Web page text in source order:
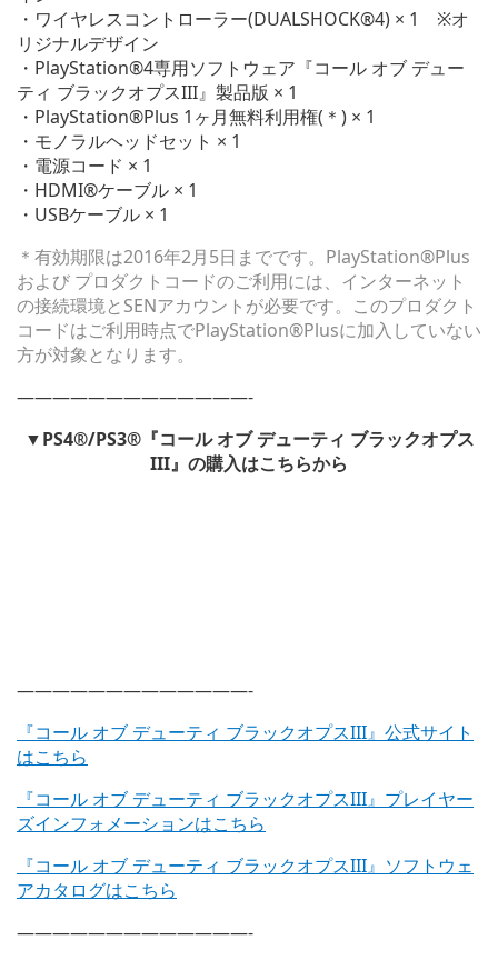
・ワイヤレスコントローラー(DUALSHOCK®4) × 1 ※オ
リジナルデザイン
・PlayStation®4専用ソフトウェア『コール オブ デュー
ティ ブラックオプスIII』製品版 × 1
・PlayStation®Plus 1ヶ月無料利用権(＊) × 1
・モノラルヘッドセット × 1
・電源コード × 1
・HDMI®ケーブル × 1
・USBケーブル × 1
＊有効期限は2016年2月5日までです。PlayStation®Plus
および プロダクトコードのご利用には、インターネット
の接続環境とSENアカウントが必要です。このプロダクト
コードはご利用時点でPlayStation®Plusに加入していない
方が対象となります。
—————————————-
▼PS4®/PS3®『コール オブ デューティ ブラックオプス
III』の購入はこちらから
—————————————-
『コール オブ デューティ ブラックオプスIII』公式サイト
はこちら
『コール オブ デューティ ブラックオプスIII』プレイヤー
ズインフォメーションはこちら
『コール オブ デューティ ブラックオプスIII』ソフトウェ
アカタログはこちら
—————————————-